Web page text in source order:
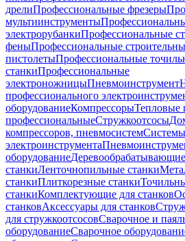
дрелиПрофессиональные фрезеры
мультиинструменты
электрорубанкиПрофессиональные
феныПрофессиональные
пистолетыПрофессиональные
станкиПрофессиональные
электроножницыПневмоинструмент
профессионального
оборудованиеКомпрессорыТепловые
профессиональныеСтружкоотсосы
компрессоров, пневмосистем
электроинструмента
оборудованиеДеревообрабатывающие
станкиЛенточнопильные станки
станкиПлиткорезные станки
станкиКомплектующие для станков
станковАксессуары для станков
для стружкоотсосовСварочное и
оборудованиеСварочное